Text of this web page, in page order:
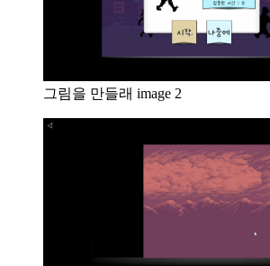
그림을 만들래 image 2